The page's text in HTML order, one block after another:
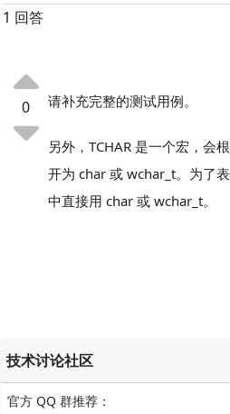
1 回答
0 请补充完整的测试用例。
另外，TCHAR 是一个宏，会
开为 char 或 wchar_t。为了
中直接用 char 或 wchar_t。
技术讨论社区
官方 QQ 群推荐：